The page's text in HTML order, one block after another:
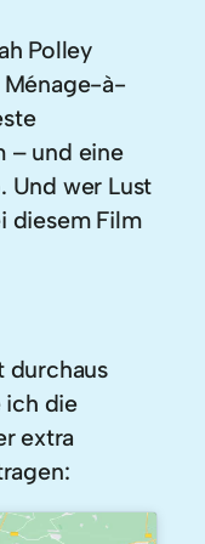
Polley
Ménage-à-
– und eine
Und wer Lust
diesem Film
durchaus
ich die
extra